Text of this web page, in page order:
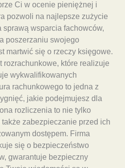
Ci w ocenie pieniężnej i
pozwoli na najlepsze zużycie
sprawą wsparcia fachowców,
poszerzaniu swojego
martwić się o rzeczy księgowe.
rozrachunkowe, które realizuje
wykwalifikowanych
rachunkowego to jedna z
jakie podejmujesz dla
rozliczenia to nie tylko
zabezpieczanie przed ich
dostępem. Firma
się o bezpieczeństwo
gwarantuje bezpieczny